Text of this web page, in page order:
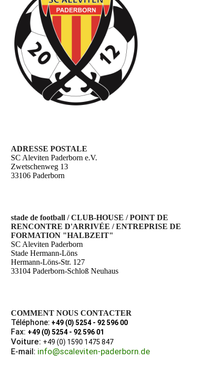
ADRESSE POSTALE
SC Aleviten Paderborn e.V.
Zwetschenweg 13
33106 Paderborn
stade de football / CLUB-HOUSE / POINT DE
RENCONTRE D'ARRIVÉE / ENTREPRISE DE
FORMATION "HALBZEIT"
SC Aleviten Paderborn
Stade Hermann-Löns
Hermann-Löns-Str. 127
33104 Paderborn-Schloß Neuhaus
COMMENT NOUS CONTACTER
Téléphone: +49 (0) 5254 - 92 596 00
Fax: +49 (0) 5254 - 92 596 01
Voiture: +49 (0) 1590 1475 847
E-mail: info@scaleviten-paderborn.de